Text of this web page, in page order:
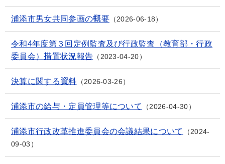
浦添市男女共同参画の概要 2026-06-18
令和4年度第３回定例監査及び行政監査（教育部・行政
委員会）措置状況報告
2023-04-20
決算に関する資料 2026-03-26
浦添市の給与・定員管理等について 2026-04-30
浦添市行政改革推進委員会の会議結果について
2024-
09-03